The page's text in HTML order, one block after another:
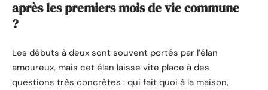
après les premiers mois de vie commune
?
Les débuts à deux sont souvent portés par l’élan
amoureux, mais cet élan laisse vite place à des
questions très concrètes : qui fait quoi à la maison,